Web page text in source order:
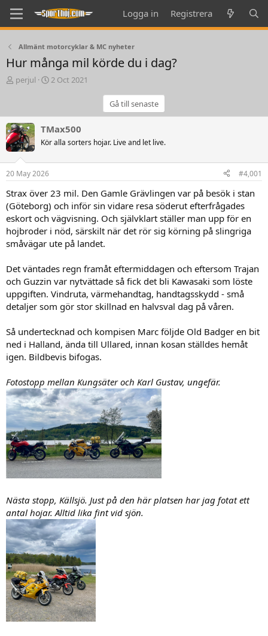
Logga in Registrera
Allmänt motorcyklar & MC nyheter
Hur många mil körde du i dag?
T
a
d
s
t
a
r
e
r
perjul
S
d
a
e
2 Oct 2021
Gå till senaste
TMax500
Kör alla sorters hojar. Live and let live.
20 May 2026 #4,001
Strax över 23 mil. Den Gamle Grävlingen var på besök i stan
(Göteborg) och inför sin vidare resa söderut efterfrågades
eskort och vägvisning. Och självklart ställer man upp för en
hojbroder i nöd, särskilt när det rör sig körning på slingriga
småvägar ute på landet.
Det väntades regn framåt eftermiddagen och eftersom Trajan
och Guzzin var nytvättade så fick det bli Kawasaki som löste
uppgiften. Vindruta, värmehandtag, handtagsskydd - små
detaljer som gör stor skillnad en halvsval dag på våren.
Så undertecknad och kompisen Marc följde Old Badger en bit
ned i Halland, ända till Ullared, innan kosan ställdes hemåt
igen. Bildbevis bifogas.
Fotostopp mellan Kungsäter och Karl Gustav, ungefär.
Nästa stopp, Källsjö. Just på den här platsen har jag fotat ett
antal hojar. Alltid lika fint vid sjön.